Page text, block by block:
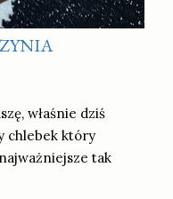
właśnie dziś
chlebek który
tak